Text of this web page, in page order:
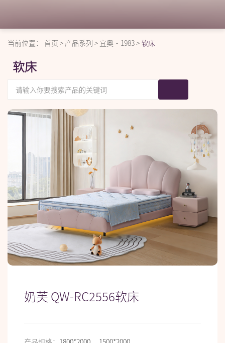
当前位置： 首页 > 产品系列 > 宜奥·1983>软床
软床
奶芙 QW-RC2556软床